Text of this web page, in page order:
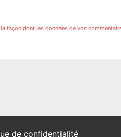
façon dont les données de vos
de confidentialité